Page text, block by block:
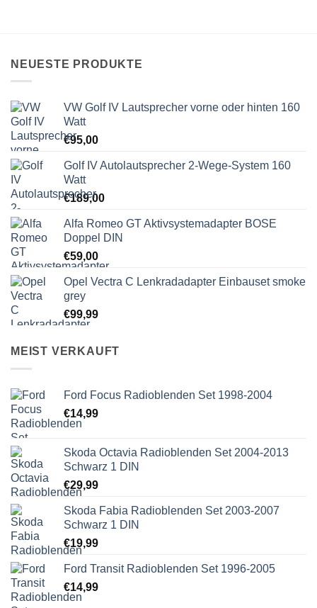
NEUESTE PRODUKTE
VW Golf IV Lautsprecher vorne oder hinten 160
Watt
€95,00
Golf IV Autolautsprecher 2-Wege-System 160
Watt
€189,00
Alfa Romeo GT Aktivsystemadapter BOSE
Doppel DIN
€59,00
Opel Vectra C Lenkradadapter Einbauset smoke
grey
€99,99
MEIST VERKAUFT
Ford Focus Radioblenden Set 1998-2004
€14,99
Skoda Octavia Radioblenden Set 2004-2013
Schwarz 1 DIN
€29,99
Skoda Fabia Radioblenden Set 2003-2007
Schwarz 1 DIN
€19,99
Ford Transit Radioblenden Set 1996-2005
€14,99